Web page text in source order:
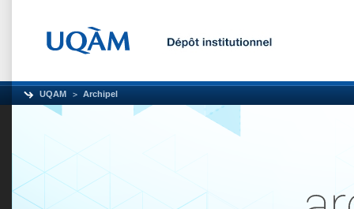
UQAM Archipel